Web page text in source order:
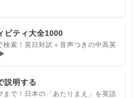
ビティ大全1000
検索！英日対訳＋音声つきの中高英
説明する
まで！日本の「あたりまえ」を英語